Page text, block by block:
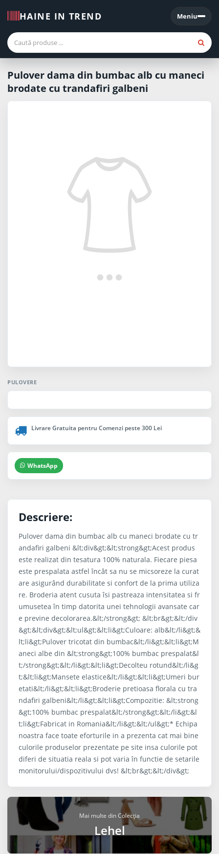
HAINE IN TREND Meniu
Meniu
Pulover dama din bumbac alb cu maneci
brodate cu trandafiri galbeni
PULOVERE
Livrare Gratuita pentru Comenzi peste 300 Lei
WhatsApp
Descriere:
Pulover dama din bumbac alb cu maneci brodate cu tr
andafiri galbeni &lt;div&gt;&lt;strong&gt;Acest produs
este realizat din tesatura 100% naturala. Fiecare piesa
este prespalata astfel încât sa nu se micsoreze la curat
are asigurând durabilitate si confort de la prima utiliza
re. Broderia atent cusuta îsi pastreaza intensitatea si fr
umusetea în timp datorita unei tehnologii avansate car
e previne decolorarea.&lt;/strong&gt; &lt;br&gt;&lt;/div
&gt;&lt;div&gt;&lt;ul&gt;&lt;li&gt;Culoare: alb&lt;/li&gt;&
lt;li&gt;Pulover tricotat din bumbac&lt;/li&gt;&lt;li&gt;M
aneci albe din &lt;strong&gt;100% bumbac prespalat&l
t;/strong&gt;&lt;/li&gt;&lt;li&gt;Decolteu rotund&lt;/li&g
t;&lt;li&gt;Mansete elastice&lt;/li&gt;&lt;li&gt;Umeri bur
etati&lt;/li&gt;&lt;li&gt;Broderie pretioasa florala cu tra
ndafiri galbeni&lt;/li&gt;&lt;li&gt;Compozitie: &lt;strong
&gt;100% bumbac prespalat&lt;/strong&gt;&lt;/li&gt;&l
t;li&gt;Fabricat in Romania&lt;/li&gt;&lt;/ul&gt;* Echipa
noastra face toate eforturile in a prezenta cat mai bine
culorile produselor prezentate pe site insa culorile pot
diferi de situatia reala si pot varia în functie de setarile
monitorului/dispozitivului dvs! &lt;br&gt;&lt;/div&gt;
Mai multe din Colecția
Lehel